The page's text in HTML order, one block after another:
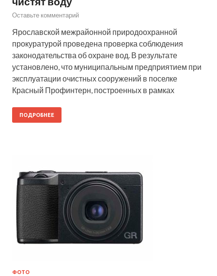
Оставьте комментарий
Ярославской межрайонной природоохранной
прокуратурой проведена проверка соблюдения
законодательства об охране вод. В результате
установлено, что муниципальным предприятием при
эксплуатации очистных сооружений в поселке
Красный Профинтерн, построенных в рамках
ПОДРОБНЕЕ
ФОТО